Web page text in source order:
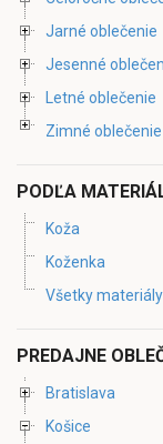
Jarné oblečenie
Jesenné
Letné oblečenie
Zimné oblečenie
PODĽA
Koža
Koženka
Všetky materiály
PREDAJNE
Bratislava
Košice